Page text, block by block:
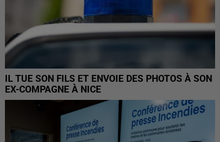
IL TUE SON FILS ET ENVOIE DES PHOTOS À SON
EX-COMPAGNE À NICE